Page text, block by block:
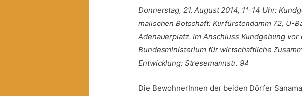
Donnerstag, 21. August 2014, 11-14 Uhr:
malischen Botschaft: Kurfürstendamm 72, U-
Adenauerplatz. Im Anschluss Kundgebung vor
Bundesministerium für wirtschaftliche
Entwicklung: Stresemannstr. 94
Die BewohnerInnen der beiden Dörfer